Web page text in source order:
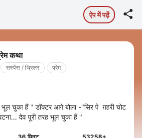
ऐप में पढ़ें 
कथा
सस्पेंस / थ्रिलर प्रेम
चुका हैं " डॉक्टर आगे बोला -"सिर पे ग़हरी चोट
देव पूरी तरह भूल चुका हैं "